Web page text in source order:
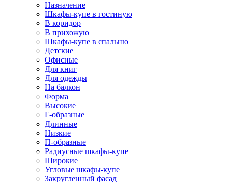
Назначение
Шкафы-купе в гостиную
В коридор
В прихожую
Шкафы-купе в спальню
Детские
Офисные
Для книг
Для одежды
На балкон
Форма
Высокие
Г-образные
Длинные
Низкие
П-образные
Радиусные шкафы-купе
Широкие
Угловые шкафы-купе
Закругленный фасад